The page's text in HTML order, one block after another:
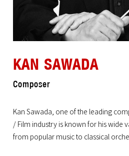
KAN SAWADA
Composer
Kan Sawada, one of the leading
/ Film industry is known for his wide
from popular music to classical